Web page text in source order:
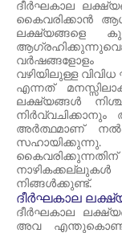
ദീർഘകാല
കൈവരിക്കാൻ
ലക്ഷ്യങ്ങളെ
വർഷങ്ങളോളം
വഴിയിലുള്ള
എന്നത്
ലക്ഷ്യങ്ങൾ
അർത്ഥമാണ്
നിങ്ങൾക്കുണ്ട്.
ദീർഘകാല
ദീർഘകാല
അവ എന്തുകൊണ്ട്